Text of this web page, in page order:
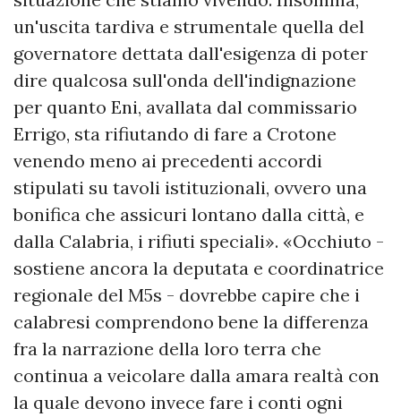
un'uscita tardiva e strumentale quella del
governatore dettata dall'esigenza di poter
dire qualcosa sull'onda dell'indignazione
per quanto Eni, avallata dal commissario
Errigo, sta rifiutando di fare a Crotone
venendo meno ai precedenti accordi
stipulati su tavoli istituzionali, ovvero una
bonifica che assicuri lontano dalla città, e
dalla Calabria, i rifiuti speciali». «Occhiuto -
sostiene ancora la deputata e coordinatrice
regionale del M5s - dovrebbe capire che i
calabresi comprendono bene la differenza
fra la narrazione della loro terra che
continua a veicolare dalla amara realtà con
la quale devono invece fare i conti ogni